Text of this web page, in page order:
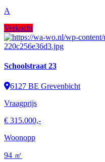
A
Verkocht
Schoolstraat 23
6127 BE Grevenbicht
Vraagprijs
€ 315.000,-
Woonopp
94 ㎡